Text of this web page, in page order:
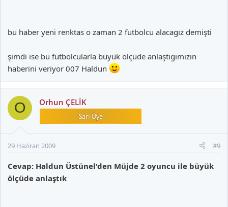
bu haber yeni renktas o zaman 2 futbolcu alacagız demişti
şimdi ise bu futbolcularla büyük ölçüde anlaştıgımızın
haberini veriyor 007 Haldun
O Orhun ÇELİK
29 Haziran 2009 #9
Cevap: Haldun Üstünel'den Müjde 2 oyuncu ile büyük
ölçüde anlaştık